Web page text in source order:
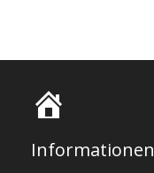
Informationen